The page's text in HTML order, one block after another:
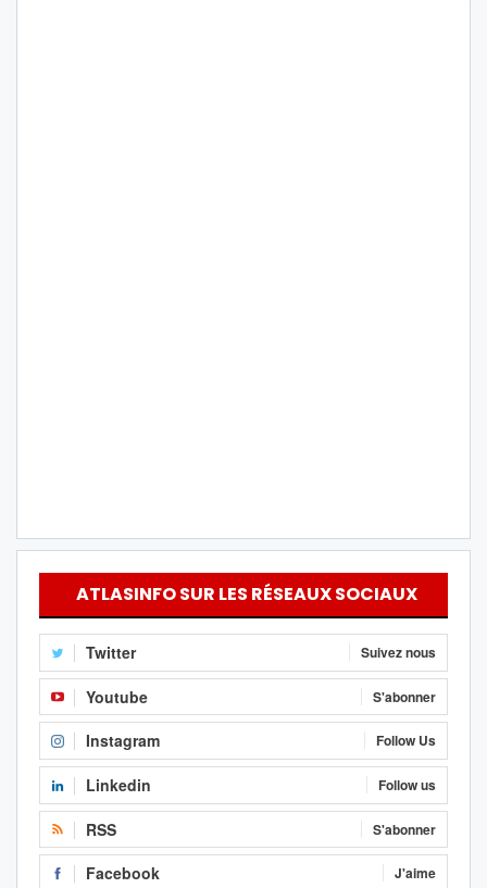
ATLASINFO SUR LES RÉSEAUX SOCIAUX
Twitter Suivez nous
Youtube S'abonner
Instagram Follow Us
Linkedin Follow us
RSS S'abonner
Facebook J'aime